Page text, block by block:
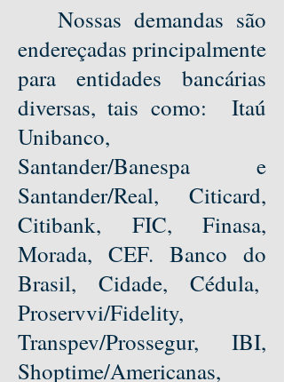
Nossas demandas são
endereçadas principalmente
para entidades bancárias
diversas, tais como: Itaú
Unibanco,
Santander/Banespa e
Santander/Real, Citicard,
Citibank, FIC, Finasa,
Morada, CEF. Banco do
Brasil, Cidade, Cédula,
Proservvi/Fidelity,
Transpev/Prossegur, IBI,
Shoptime/Americanas,